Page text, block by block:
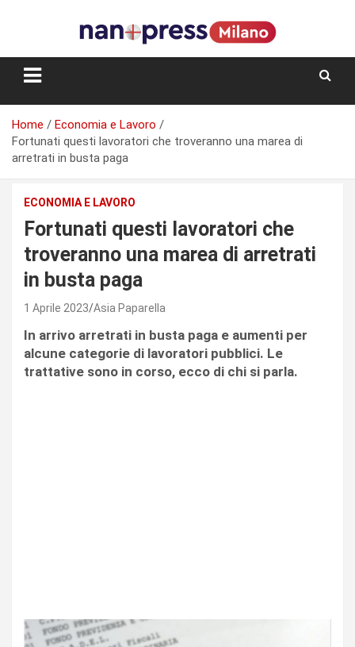
Storie e facce di una città
Home
Economia e Lavoro
Fortunati questi lavoratori che troveranno una marea di
arretrati in busta paga
ECONOMIA E LAVORO
Fortunati questi lavoratori che
troveranno una marea di arretrati
in busta paga
1 Aprile 2023 Asia Paparella
In arrivo arretrati in busta paga e aumenti per
alcune categorie di lavoratori pubblici. Le
trattative sono in corso, ecco di chi si parla.